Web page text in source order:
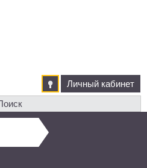
Личный кабинет